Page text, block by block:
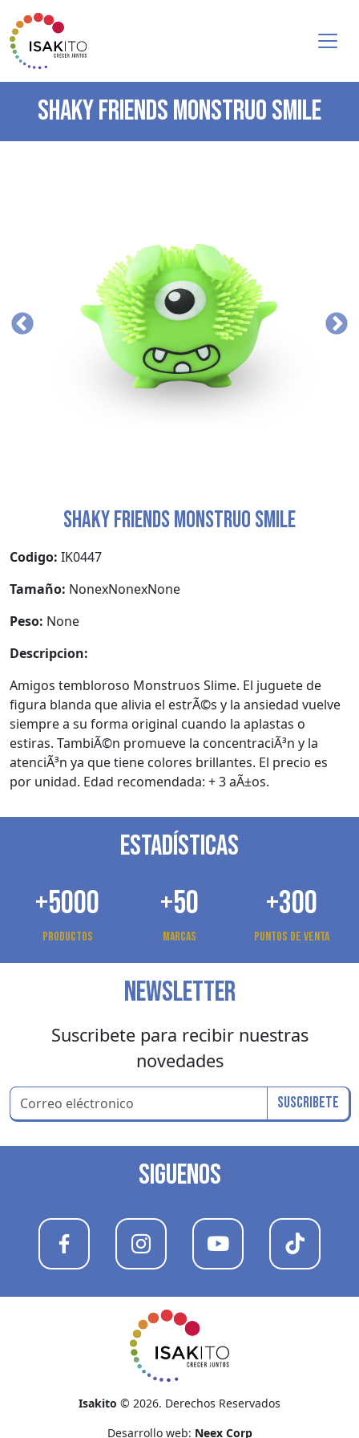
SHAKY FRIENDS MONSTRUO SMILE
SHAKY FRIENDS MONSTRUO SMILE
Codigo: IK0447
Tamaño: NonexNonexNone
Peso: None
Descripcion:
Amigos tembloroso Monstruos Slime. El juguete de
figura blanda que alivia el estrÃ©s y la ansiedad vuelve
siempre a su forma original cuando la aplastas o
estiras. TambiÃ©n promueve la concentraciÃ³n y la
atenciÃ³n ya que tiene colores brillantes. El precio es
por unidad. Edad recomendada: + 3 aÃ±os.
ESTADÍSTICAS
+5000
Productos
+50
Marcas
+300
Puntos de venta
NEWSLETTER
Suscribete para recibir nuestras
novedades
Suscribete
SIGUENOS
Desarrollo web: Neex Corp
Isakito © 2026. Derechos Reservados